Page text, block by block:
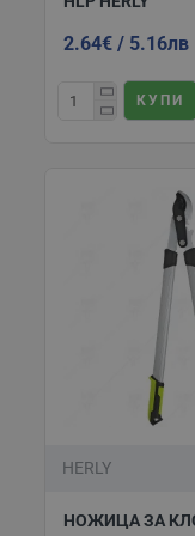
бързо и
2.64€ / 5.16лв
КУПИ
HERLY
НОЖИЦА ЗА